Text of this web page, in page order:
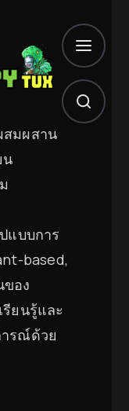
มผสาน
น
แบบการ
based,
อง
ยนรู้และ
รณ์ด้วย